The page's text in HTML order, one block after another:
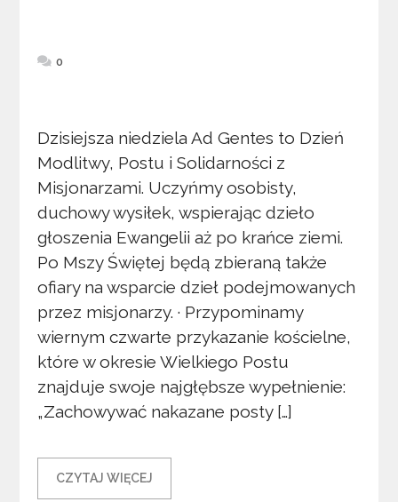
0
Dzisiejsza niedziela Ad Gentes to Dzień
Modlitwy, Postu i Solidarności z
Misjonarzami. Uczyńmy osobisty,
duchowy wysiłek, wspierając dzieło
głoszenia Ewangelii aż po krańce ziemi.
Po Mszy Świętej będą zbieraną także
ofiary na wsparcie dzieł podejmowanych
przez misjonarzy. · Przypominamy
wiernym czwarte przykazanie kościelne,
które w okresie Wielkiego Postu
znajduje swoje najgłębsze wypełnienie:
„Zachowywać nakazane posty […]
CZYTAJ WIĘCEJ